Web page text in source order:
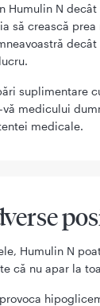
Humulin N decât
să crească prea
suplimentare
medicului
medicale.
Humulin N
că nu apar la